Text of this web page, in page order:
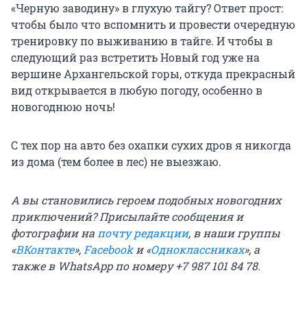
«Черную заводину» в глухую тайгу? Ответ прост:
чтобы было что вспомнить и провести очередную
тренировку по выживанию в тайге. И чтобы в
следующий раз встретить Новый год уже на
вершине Архангельской горы, откуда прекрасный
вид открывается в любую погоду, особенно в
новогоднюю ночь!
С тех пор на авто без охапки сухих дров я никогда
из дома (тем более в лес) не выезжаю.
А вы становились героем подобных новогодних
приключений? Присылайте сообщения и
фотографии на почту редакции, в наши группы
«ВКонтакте», Facebookи «Одноклассниках», а
также в WhatsApp по номеру +7 987 101 84 78.